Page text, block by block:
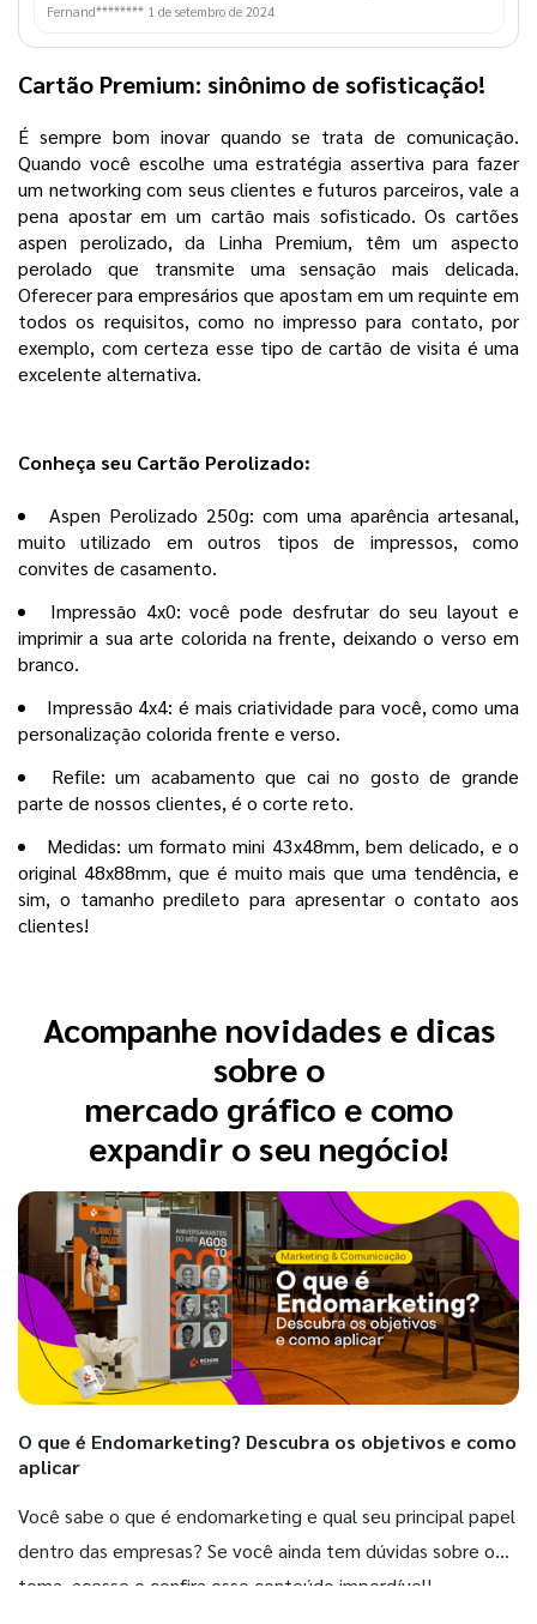
Fernand******** 1 de setembro de 2024
Cartão Premium: sinônimo de sofisticação!
É sempre bom inovar quando se trata de comunicação.
Quando você escolhe uma estratégia assertiva para fazer
um networking com seus clientes e futuros parceiros, vale a
pena apostar em um cartão mais sofisticado. Os cartões
aspen perolizado, da Linha Premium, têm um aspecto
perolado que transmite uma sensação mais delicada.
Oferecer para empresários que apostam em um requinte em
todos os requisitos, como no impresso para contato, por
exemplo, com certeza esse tipo de cartão de visita é uma
excelente alternativa.
Conheça seu Cartão Perolizado:
Aspen Perolizado 250g: com uma aparência artesanal,
muito utilizado em outros tipos de impressos, como
convites de casamento.
Impressão 4x0: você pode desfrutar do seu layout e
imprimir a sua arte colorida na frente, deixando o verso em
branco.
Impressão 4x4: é mais criatividade para você, como uma
personalização colorida frente e verso.
Refile: um acabamento que cai no gosto de grande
parte de nossos clientes, é o corte reto.
Medidas: um formato mini 43x48mm, bem delicado, e o
original 48x88mm, que é muito mais que uma tendência, e
sim, o tamanho predileto para apresentar o contato aos
clientes!
Acompanhe novidades e dicas
sobre o
mercado gráfico e como
expandir o seu negócio!
O que é Endomarketing? Descubra os objetivos e como
aplicar
Você sabe o que é endomarketing e qual seu principal papel
dentro das empresas? Se você ainda tem dúvidas sobre o
tema, acesse e confira esse conteúdo imperdível!